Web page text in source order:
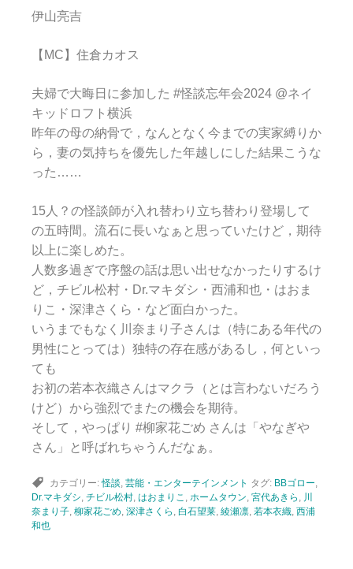
伊山亮吉
【MC】住倉カオス
夫婦で大晦日に参加した #怪談忘年会2024 @ネイ
キッドロフト横浜
昨年の母の納骨で，なんとなく今までの実家縛りか
ら，妻の気持ちを優先した年越しにした結果こうな
った……
15人？の怪談師が入れ替わり立ち替わり登場して
の五時間。流石に長いなぁと思っていたけど，期待
以上に楽しめた。
人数多過ぎで序盤の話は思い出せなかったりするけ
ど，チビル松村・Dr.マキダシ・西浦和也・はおま
りこ・深津さくら・など面白かった。
いうまでもなく川奈まり子さんは（特にある年代の
男性にとっては）独特の存在感があるし，何といっ
ても
お初の若本衣織さんはマクラ（とは言わないだろう
けど）から強烈でまたの機会を期待。
そして，やっぱり #柳家花ごめ さんは「やなぎや
さん」と呼ばれちゃうんだなぁ。
カテゴリー:怪談, 芸能・エンターテインメント タグ: BBゴロー,
Dr.マキダシ, チビル松村, はおまりこ , ホームタウン, 宮代あきら , 川
奈まり子, 柳家花ごめ, 深津さくら , 白石望莱, 綾瀬凛, 若本衣織, 西浦
和也